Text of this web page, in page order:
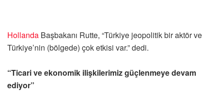
Hollanda Başbakanı Rutte, “Türkiye jeopolitik bir aktör ve
Türkiye’nin (bölgede) çok etkisi var.” dedi.
“Ticari ve ekonomik ilişkilerimiz güçlenmeye devam
ediyor”